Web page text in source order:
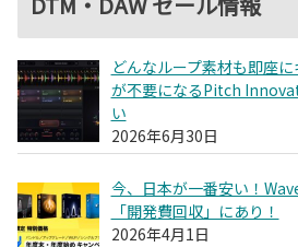
どんなループ素材も即座
が不要になるPitch
い
2026年6月30日
今、日本が一番安い！
「開発費回収」にあり！
2026年4月1日